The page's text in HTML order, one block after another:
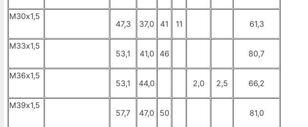
М30х1,5
47,3
37,0 41 11 61,3
М33х1,5
53,1
41,0 46 80,7
М36х1,5
53,1
44,0 2,0 2,5 66,2
М39х1,5
57,7
47,0 50 81,0